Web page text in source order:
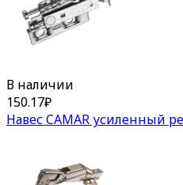
В наличии
150.17₽
Навес CAMAR усиленный